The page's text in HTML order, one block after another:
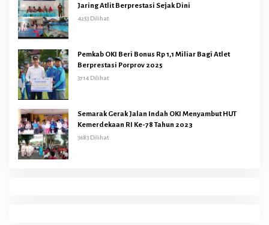
Jaring Atlit Berprestasi Sejak Dini
4253 Dilihat
Pemkab OKI Beri Bonus Rp 1,1 Miliar Bagi Atlet
Berprestasi Porprov 2025
3714 Dilihat
Semarak Gerak Jalan Indah OKI Menyambut HUT
Kemerdekaan RI Ke-78 Tahun 2023
3683 Dilihat